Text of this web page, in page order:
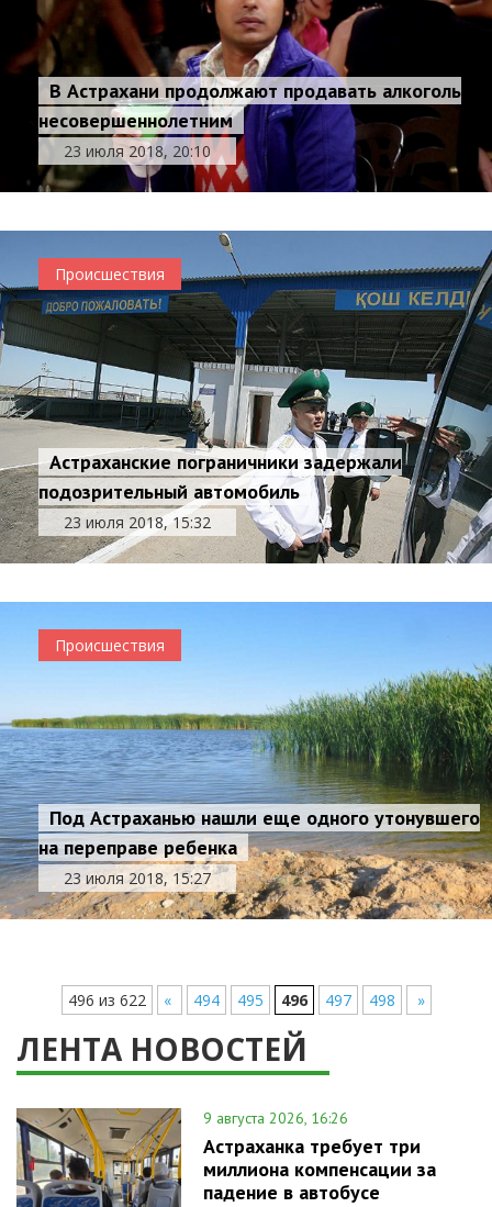
В Астрахани продолжают продавать алкоголь
несовершеннолетним
23 июля 2018, 20:10
Происшествия
Астраханские пограничники задержали
подозрительный автомобиль
23 июля 2018, 15:32
Происшествия
Под Астраханью нашли еще одного утонувшего
на переправе ребенка
23 июля 2018, 15:27
496 из 622 « 494 495 496 497 498 »
ЛЕНТА НОВОСТЕЙ
9 августа 2026, 16:26
Астраханка требует три
миллиона компенсации за
падение в автобусе